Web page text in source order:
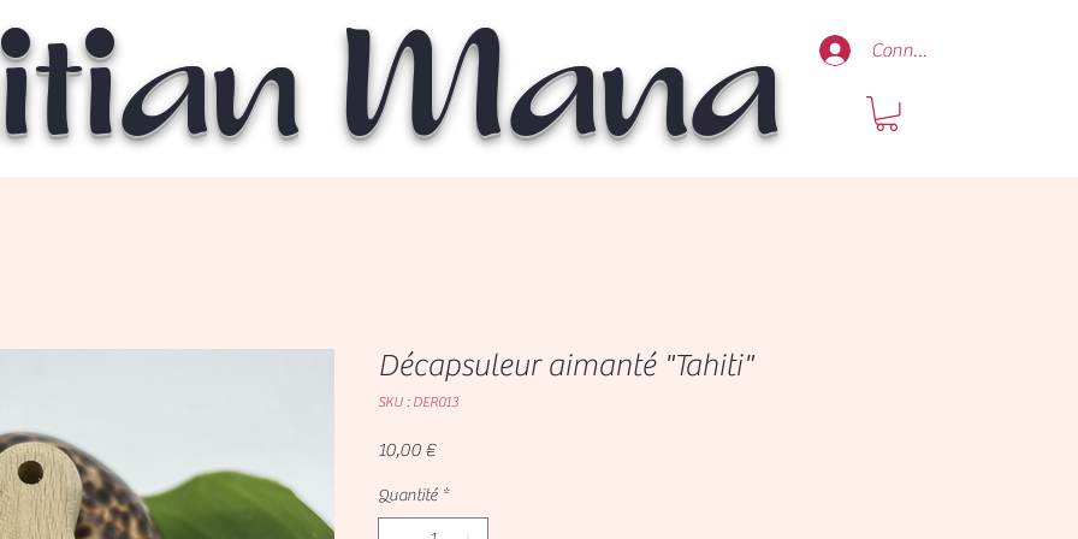
Mana Connexion
Décapsuleur aimanté "Tahiti"
SKU : DER013
10,00 €Prix
Quantité *